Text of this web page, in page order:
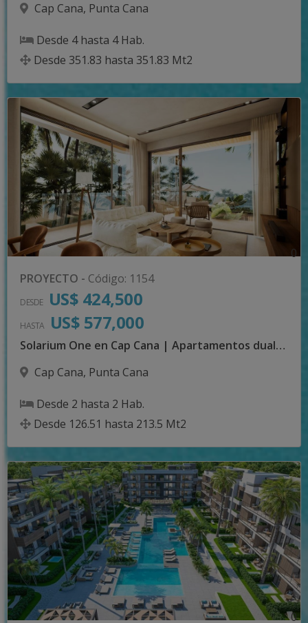
Cap Cana, Punta Cana
Desde 4 hasta 4Hab.
Desde 351.83 hasta 351.83 Mt2
0
PROYECTO - Código: 1154
DESDE US$ 424,500
HASTA US$ 577,000
Solarium One en Cap Cana | Apartamentos dual-key
Cap Cana, Punta Cana
Desde 2 hasta 2 Hab.
Desde 126.51 hasta 213.5 Mt2
0